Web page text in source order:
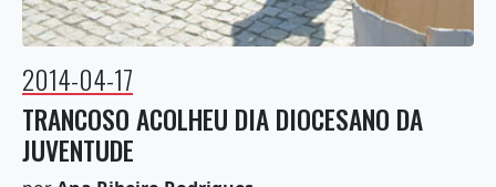
2014-04-17
TRANCOSO ACOLHEU DIA DIOCESANO DA
JUVENTUDE